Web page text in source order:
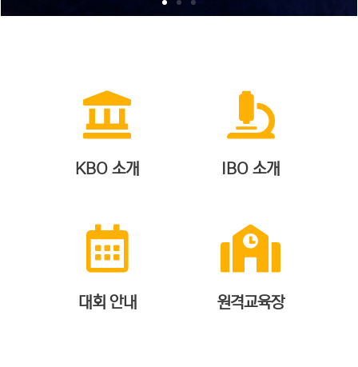
KBO 소개 IBO 소개
대회 안내 원격교육장